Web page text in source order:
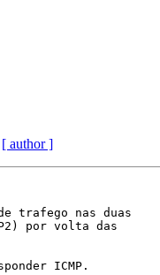
[ author ]
trafego nas duas
por volta das
ICMP.